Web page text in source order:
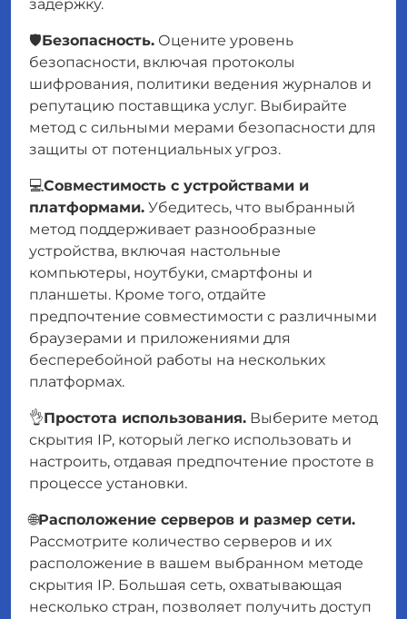
задержку.
🛡️Безопасность. Оцените уровень
безопасности, включая протоколы
шифрования, политики ведения журналов и
репутацию поставщика услуг. Выбирайте
метод с сильными мерами безопасности для
защиты от потенциальных угроз.
💻Совместимость с устройствами и
платформами. Убедитесь, что выбранный
метод поддерживает разнообразные
устройства, включая настольные
компьютеры, ноутбуки, смартфоны и
планшеты. Кроме того, отдайте
предпочтение совместимости с различными
браузерами и приложениями для
бесперебойной работы на нескольких
платформах.
👌Простота использования. Выберите метод
скрытия IP, который легко использовать и
настроить, отдавая предпочтение простоте в
процессе установки.
🌐Расположение серверов и размер сети.
Рассмотрите количество серверов и их
расположение в вашем выбранном методе
скрытия IP. Большая сеть, охватывающая
несколько стран, позволяет получить доступ